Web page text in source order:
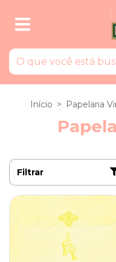
Início > Papelaria
Filtrar